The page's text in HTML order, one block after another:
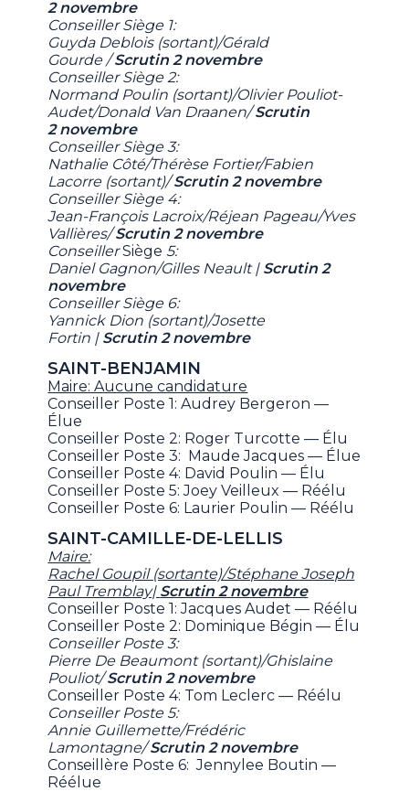
2 novembre
Conseiller Siège 1:
Guyda Deblois (sortant)/Gérald
Gourde /Scrutin 2 novembre
Conseiller Siège 2:
Normand Poulin (sortant)/Olivier Pouliot-
Audet/Donald Van Draanen/Scrutin
2 novembre
Conseiller Siège 3:
Nathalie Côté/Thérèse Fortier/Fabien
Lacorre (sortant)/Scrutin 2 novembre
Conseiller Siège 4:
Jean-François Lacroix/Réjean Pageau/Yves
Vallières/Scrutin 2 novembre
ConseillerSiège 5:
Daniel Gagnon/Gilles Neault | Scrutin 2
novembre
Conseiller Siège 6:
Yannick Dion (sortant)/Josette
Fortin | Scrutin 2 novembre
SAINT-BENJAMIN
Maire: Aucune candidature
Conseiller Poste 1: Audrey Bergeron —
Élue
Conseiller Poste 2: Roger Turcotte — Élu
Conseiller Poste 3: Maude Jacques — Élue
Conseiller Poste 4: David Poulin — Élu
Conseiller Poste 5: Joey Veilleux — Réélu
Conseiller Poste 6: Laurier Poulin — Réélu
SAINT-CAMILLE-DE-LELLIS
Maire:
Rachel Goupil (sortante)/Stéphane Joseph
Paul Tremblay| Scrutin 2 novembre
Conseiller Poste 1: Jacques Audet — Réélu
Conseiller Poste 2: Dominique Bégin — Élu
Conseiller Poste 3:
Pierre De Beaumont (sortant)/Ghislaine
Pouliot/Scrutin 2 novembre
Conseiller Poste 4: Tom Leclerc — Réélu
Conseiller Poste 5:
Annie Guillemette/Frédéric
Lamontagne/Scrutin 2 novembre
Conseillère Poste 6: Jennylee Boutin —
Réélue